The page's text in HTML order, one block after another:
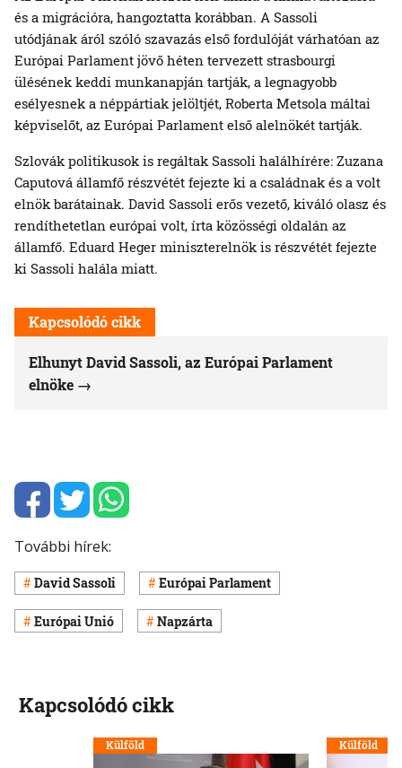
és a migrációra, hangoztatta korábban. A Sassoli
utódjának áról szóló szavazás első fordulóját várhatóan az
Európai Parlament jövő héten tervezett strasbourgi
ülésének keddi munkanapján tartják, a legnagyobb
esélyesnek a néppártiak jelöltjét, Roberta Metsola máltai
képviselőt, az Európai Parlament első alelnökét tartják.
Szlovák politikusok is regáltak Sassoli halálhírére: Zuzana
Caputová államfő részvétét fejezte ki a családnak és a volt
elnök barátainak. David Sassoli erős vezető, kiváló olasz és
rendíthetetlan európai volt, írta közösségi oldalán az
államfő. Eduard Heger miniszterelnök is részvétét fejezte
ki Sassoli halála miatt.
Kapcsolódó cikk
Elhunyt David Sassoli, az Európai Parlament
elnöke
További hírek:
David Sassoli Európai Parlament
Európai Unió Napzárta
Kapcsolódó cikk
Külföld Külföld